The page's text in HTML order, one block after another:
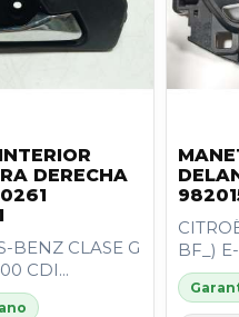
DERECHA
BENZ CLASE G
CDI...
BF_)